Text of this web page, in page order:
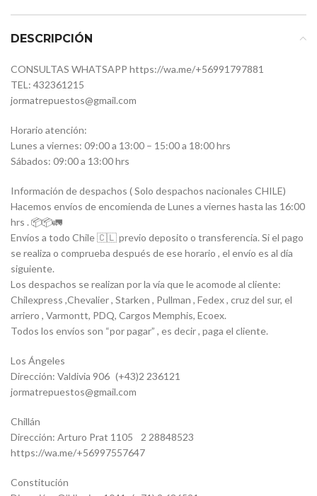
DESCRIPCIÓN
CONSULTAS WHATSAPP https://wa.me/+56991797881
TEL: 432361215
jormatrepuestos@gmail.com
Horario atención:
Lunes a viernes: 09:00 a 13:00 – 15:00 a 18:00 hrs
Sábados: 09:00 a 13:00 hrs
Información de despachos ( Solo despachos nacionales CHILE)
Hacemos envíos de encomienda de Lunes a viernes hasta las 16:00
hrs . 📦📦🚛
Envíos a todo Chile 🇨🇱 previo deposito o transferencia. Si el pago
se realiza o comprueba después de ese horario , el envío es al día
siguiente.
Los despachos se realizan por la vía que le acomode al cliente:
Chilexpress ,Chevalier , Starken , Pullman , Fedex , cruz del sur, el
arriero , Varmontt, PDQ, Cargos Memphis, Ecoex.
Todos los envíos son “por pagar” , es decir , paga el cliente.
Los Ángeles
Dirección: Valdivia 906 (+43)2 236121
jormatrepuestos@gmail.com
Chillán
Dirección: Arturo Prat 1105 2 28848523
https://wa.me/+56997557647
Constitución